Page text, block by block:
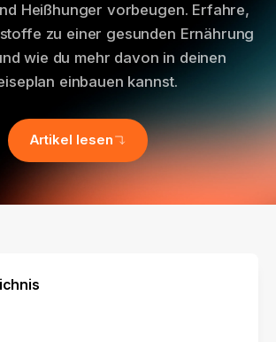
Heißhunger vorbeugen. Erfahre,
zu einer gesunden Ernährung
wie du mehr davon in deinen
einbauen kannst.
Artikel lesen